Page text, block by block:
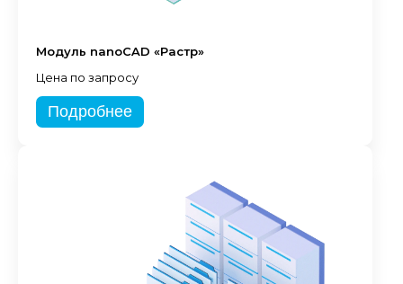
Модуль nanoCAD «Растр»
Цена по запросу
Подробнее